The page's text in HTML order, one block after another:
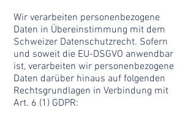
Wir verarbeiten personenbezogene
Daten in Übereinstimmung mit dem
Schweizer Datenschutzrecht. Sofern
und soweit die EU-DSGVO anwendbar
ist, verarbeiten wir personenbezogene
Daten darüber hinaus auf folgenden
Rechtsgrundlagen in Verbindung mit
Art. 6 (1) GDPR: